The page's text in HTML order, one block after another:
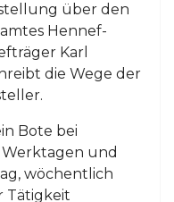
über den
Hennef-
Karl
die Wege der
Bote bei
und
wöchentlich
Tätigkeit